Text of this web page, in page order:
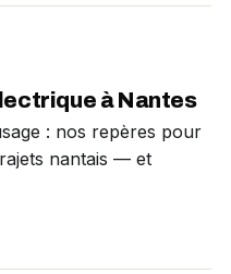
à Nantes
: nos repères pour
nantais — et